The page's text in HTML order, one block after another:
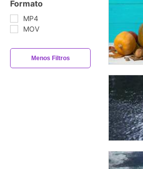
Formato
MP4
MOV
Menos Filtros